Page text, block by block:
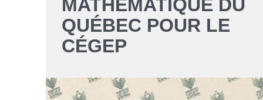
Police d'écriture lisible
Réinitialiser
MATHÉMATIQUE DU
QUÉBEC POUR LE
CÉGEP